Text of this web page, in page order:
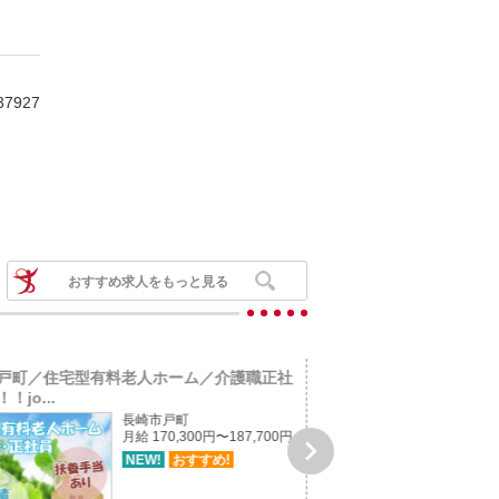
おすすめ求人をもっと見る
町／住宅型有料老人ホーム／介護職正社
！jo...
長崎市戸町
月給 170,300円〜187,700円
NEW!
おすすめ! 